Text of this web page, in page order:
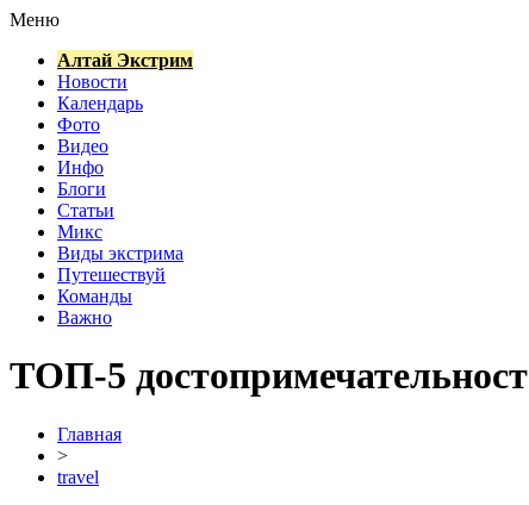
Меню
Алтай Экстрим
Новости
Календарь
Фото
Видео
Инфо
Блоги
Статьи
Микс
Виды экстрима
Путешествуй
Команды
Важно
ТОП-5
Главная
>
travel